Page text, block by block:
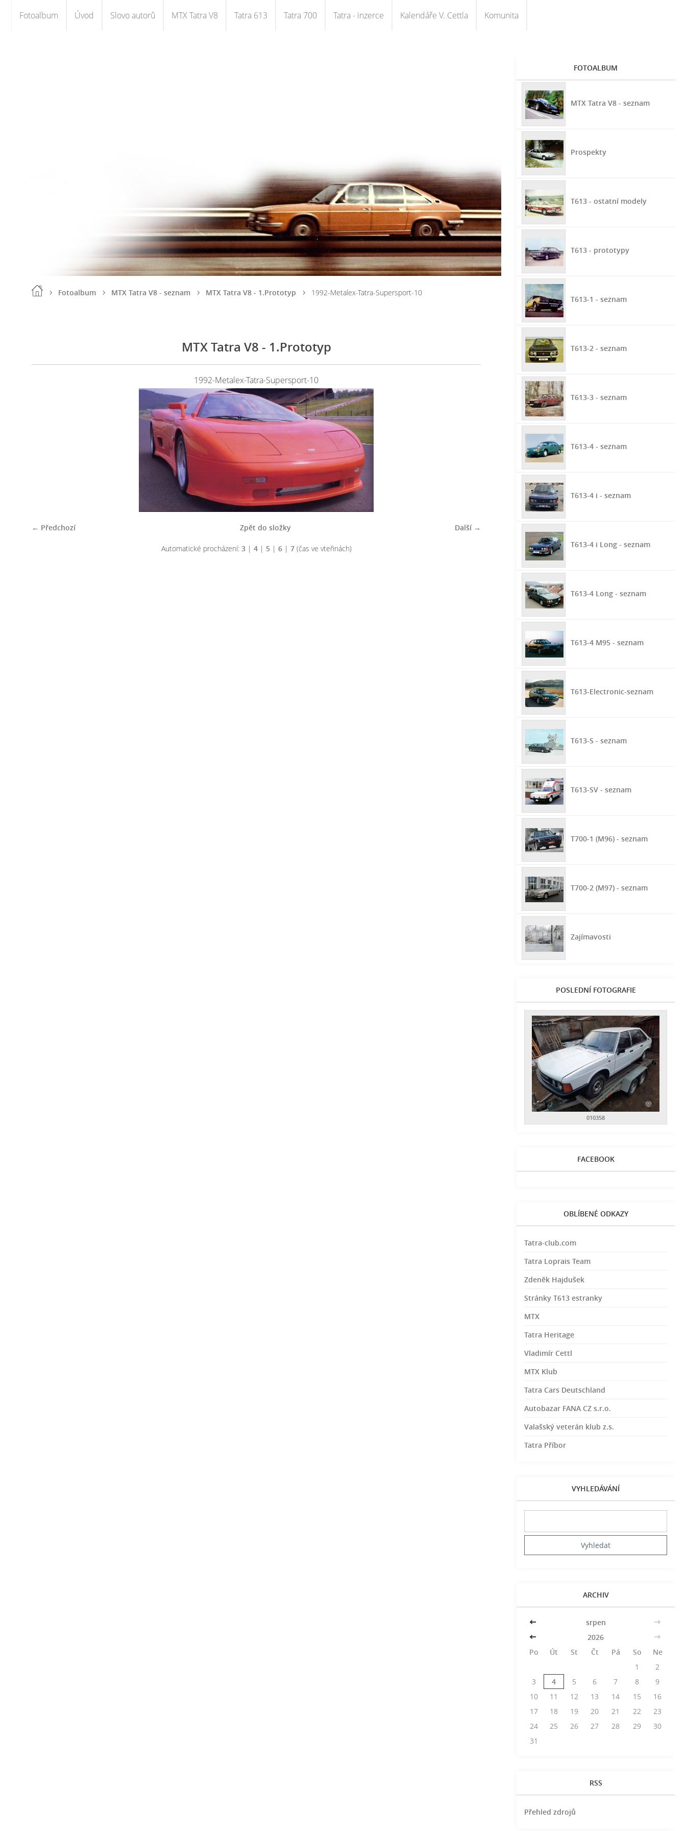
Fotoalbum Úvod Slovo autorů MTX Tatra V8 Tatra 613 Tatra 700 Tatra - inzerce Kalendáře V. Cettla Komunita
Fotoalbum MTX Tatra V8 - seznam MTX Tatra V8 - 1.Prototyp 1992-Metalex-Tatra-Supersport-10
MTX Tatra V8 - 1.Prototyp
1992-Metalex-Tatra-Supersport-10
← Předchozí Další →
Zpět do složky
Automatické procházení: 3| 4| 5| 6| 7(čas ve vteřinách)
FOTOALBUM
MTX Tatra V8 - seznam
Prospekty
T613 - ostatní modely
T613 - prototypy
T613-1 - seznam
T613-2 - seznam
T613-3 - seznam
T613-4 - seznam
T613-4 i - seznam
T613-4 i Long - seznam
T613-4 Long - seznam
T613-4 M95 - seznam
T613-Electronic-seznam
T613-S - seznam
T613-SV - seznam
T700-1 (M96) - seznam
T700-2 (M97) - seznam
Zajímavosti
POSLEDNÍ FOTOGRAFIE
010358
FACEBOOK
OBLÍBENÉ ODKAZY
Tatra-club.com
Tatra Loprais Team
Zdeněk Hajdušek
Stránky T613 estranky
MTX
Tatra Heritage
Vladimír Cettl
MTX Klub
Tatra Cars Deutschland
Autobazar FANA CZ s.r.o.
Valašský veterán klub z.s.
Tatra Příbor
VYHLEDÁVÁNÍ
ARCHIV
<< srpen
>>
<<
2026
>>
Po
Út St Čt Pá So
Ne
1
2
3
4 5 6 7 8
9
10
11 12 13 14 15
16
17
18 19 20 21 22
23
24
25 26 27 28 29
30
31
RSS
Přehled zdrojů